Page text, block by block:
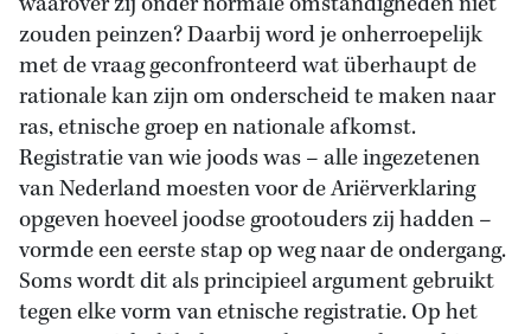
zouden peinzen? Daarbij word je onherroepelijk
met de vraag geconfronteerd wat überhaupt de
rationale kan zijn om onderscheid te maken naar
ras, etnische groep en nationale afkomst.
Registratie van wie joods was – alle ingezetenen
van Nederland moesten voor de Ariërverklaring
opgeven hoeveel joodse grootouders zij hadden –
vormde een eerste stap op weg naar de ondergang.
Soms wordt dit als principieel argument gebruikt
tegen elke vorm van etnische registratie. Op het